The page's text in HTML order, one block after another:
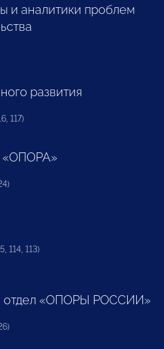
и аналитики проблем
развития
117)
«ОПОРА»
114, 113)
отдел «ОПОРЫ РОССИИ»